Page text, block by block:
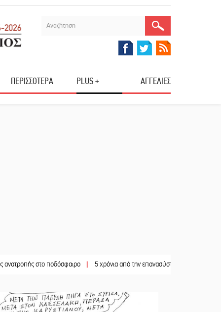
ΠΕΡΙΣΣΟΤΕΡΑ PLUS + ΑΓΓΕΛΙΕΣ
στο ποδόσφαιρο || 5 χρόνια από την επανασύσταση της ΙΜ Παναγίας